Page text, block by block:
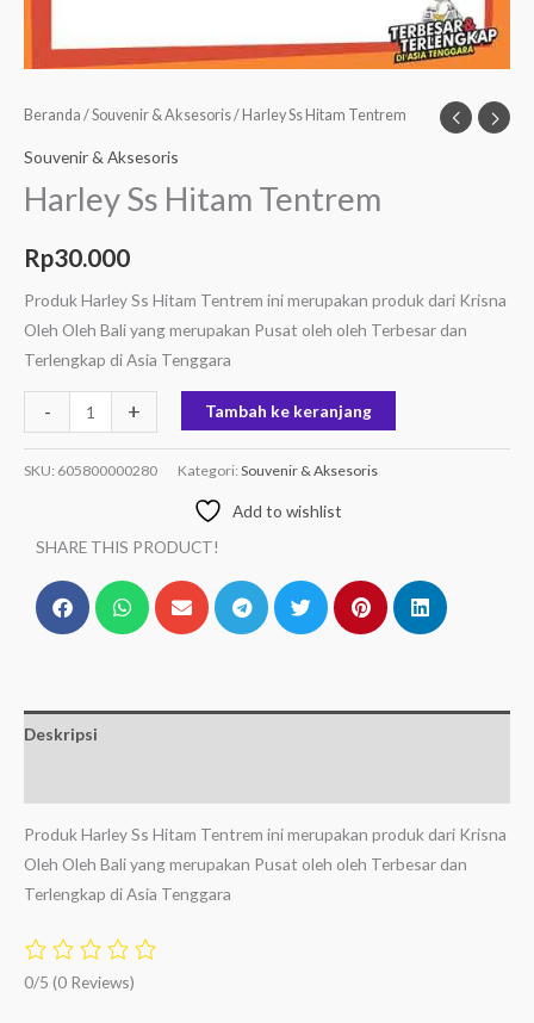
Beranda /Souvenir & Aksesoris/ Harley Ss Hitam Tentrem
Souvenir & Aksesoris
Harley Ss Hitam Tentrem
Rp30.000
Produk Harley Ss Hitam Tentrem ini merupakan produk dari Krisna
Oleh Oleh Bali yang merupakan Pusat oleh oleh Terbesar dan
Terlengkap di Asia Tenggara
- + Tambah ke keranjang
SKU: 605800000280 Kategori: Souvenir & Aksesoris
Add to wishlist
SHARE THIS PRODUCT!
Deskripsi
Produk Harley Ss Hitam Tentrem ini merupakan produk dari Krisna
Oleh Oleh Bali yang merupakan Pusat oleh oleh Terbesar dan
Terlengkap di Asia Tenggara
0/5 (0 Reviews)